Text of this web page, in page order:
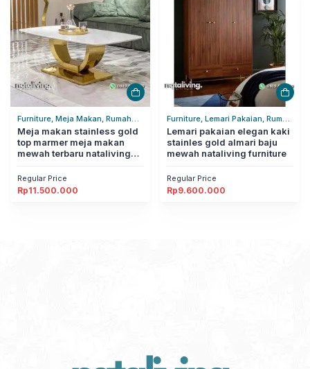
Furniture, Meja Makan, Rumah
Tangga
Meja makan stainless gold
top marmer meja makan
mewah terbaru nataliving
Regular Price
Rp11.500.000
Furniture, Lemari Pakaian, Rumah
Tangga
Lemari pakaian elegan kaki
stainles gold almari baju
mewah nataliving furniture
Regular Price
Rp9.600.000